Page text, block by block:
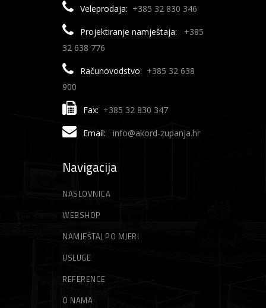
Veleprodaja: +385 32 830 346
Projektiranje namještaja:
+385
32 638 776
Računovodstvo: +385 32 638
900
Fax: +385 32 830 347
Email: info@akord-zupanja.hr
Navigacija
NASLOVNICA
WEBSHOP
NAMJEŠTAJ PO MJERI
USLUGE
REFERENCE
O NAMA